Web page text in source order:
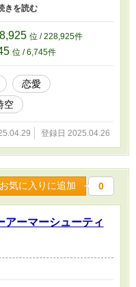
、未来と過去を巻き込ん
位 / 228,925件
位 / 6,745件
恋愛
空
登録日 2025.04.26
お気に入りに追加 0
ーマーシューティ